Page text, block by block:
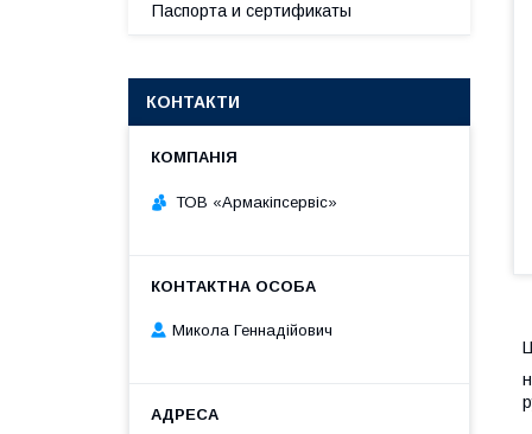
Паспорта и сертификаты
КОНТАКТИ
ТОВ «Армакіпсервіс»
Микола Геннадійович